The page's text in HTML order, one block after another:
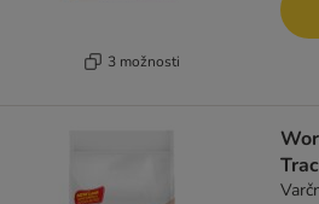
3 možnosti